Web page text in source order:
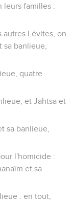
leurs familles :
autres Lévites, on
sa banlieue,
quatre
et Jahtsa et
sa banlieue,
l'homicide :
et sa
: en tout,